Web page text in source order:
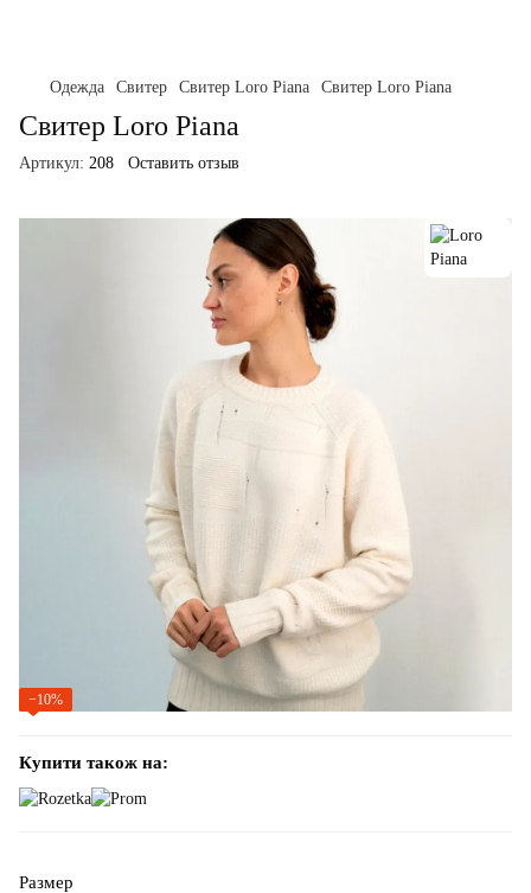
Одежда Свитер Свитер Loro Piana Свитер Loro Piana
Свитер Loro Piana
Артикул: 208 Оставить отзыв
−10%
Купити також на:
Размер